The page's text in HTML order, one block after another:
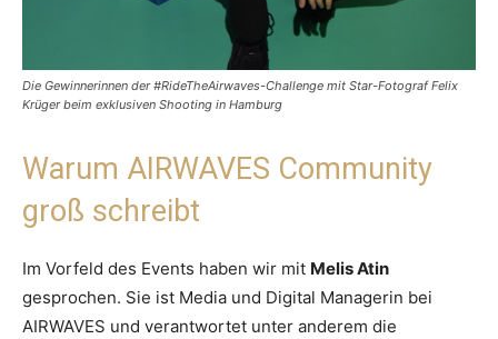
Die Gewinnerinnen der #RideTheAirwaves-Challenge mit Star-Fotograf Felix
Krüger beim exklusiven Shooting in Hamburg
Warum AIRWAVES Community
groß schreibt
Im Vorfeld des Events haben wir mit Melis Atin
gesprochen. Sie ist Media und Digital Managerin bei
AIRWAVES und verantwortet unter anderem die